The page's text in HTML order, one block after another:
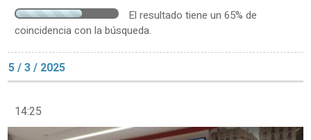
El resultado tiene un 65% de
coincidencia con la búsqueda.
5 / 3 / 2025
14:25